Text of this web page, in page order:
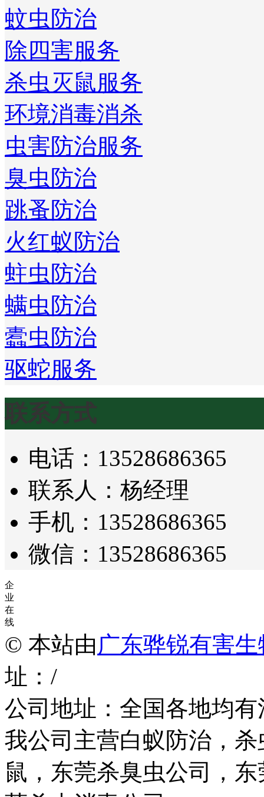
蚊虫防治
除四害服务
杀虫灭鼠服务
环境消毒消杀
虫害防治服务
臭虫防治
跳蚤防治
火红蚁防治
蛀虫防治
螨虫防治
蠹虫防治
驱蛇服务
联系方式
电话：13528686365
联系人：杨经理
手机：13528686365
微信：13528686365
企
业
在
线
© 本站由 广东骅锐有害
址：/
公司地址：全国各地均
我公司主营白蚁防治，
鼠，东莞杀臭虫公司，